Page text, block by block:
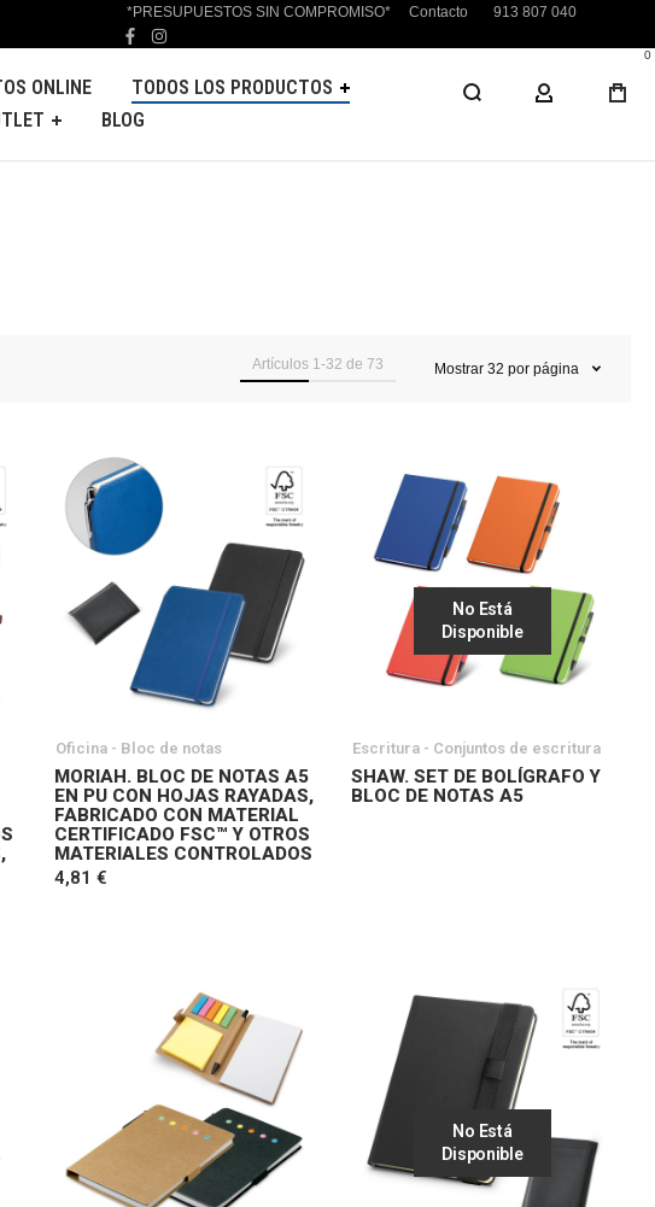
*PRESUPUESTOS SIN COMPROMISO* Contacto 913 807 040
facebook
instagram
ONLINE
TODOS LOS PRODUCTOS
BLOG
MI CUENTA
0
Artículos 1-32 de 73 Mostrar 32 por página
Oficina - Bloc de notas
MORIAH. BLOC DE NOTAS A5
EN PU CON HOJAS RAYADAS,
FABRICADO CON MATERIAL
CERTIFICADO FSC™ Y OTROS
MATERIALES CONTROLADOS
4,81 €
No Está
Disponible
Escritura - Conjuntos de escritura
SHAW. SET DE BOLÍGRAFO Y
BLOC DE NOTAS A5
No Está
Disponible